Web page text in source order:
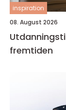
inspiration
08. August 2026
fremtiden